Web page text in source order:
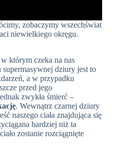
zobaczymy wszechświat
niewielkiego okręgu.
którym czeka na nas
dziury jest to
a w przypadku
przed jego
zwykła śmierć –
. Wewnątrz czarnej dziury
naszego ciała znajdująca się
bardziej niż ta
zostanie rozciągnięte